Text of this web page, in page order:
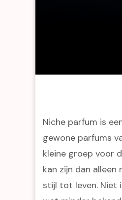
Niche parfum is
gewone parfums
kleine groep voor
kan zijn dan alleen
stijl tot leven. Niet